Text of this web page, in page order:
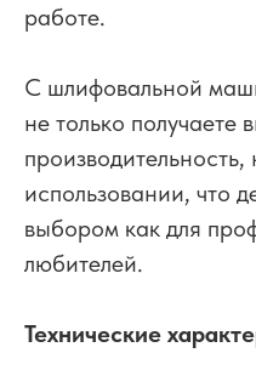
работе.
С шлифовальной
не только получаете
использовании, что
выбором как для
любителей.
Технические